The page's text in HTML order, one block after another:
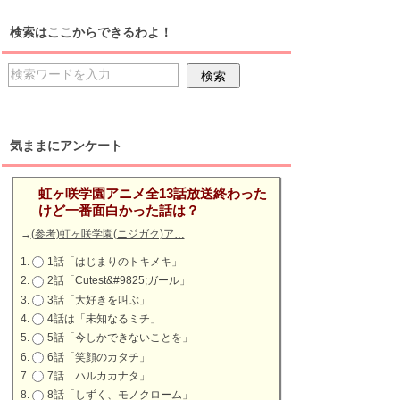
検索はここからできるわよ！
気ままにアンケート
虹ヶ咲学園アニメ全13話放送終わった
けど一番面白かった話は？
→(参考)虹ヶ咲学園(ニジガク)ア…
1話「はじまりのトキメキ」
2話「Cutest&#9825;ガール」
3話「大好きを叫ぶ」
4話は「未知なるミチ」
5話「今しかできないことを」
6話「笑顔のカタチ」
7話「ハルカカナタ」
8話「しずく、モノクローム」